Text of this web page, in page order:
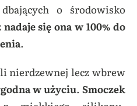
o środowisko
nadaje się ona w 100% do
.
nierdzewnej lecz wbrew
w użyciu. Smoczek